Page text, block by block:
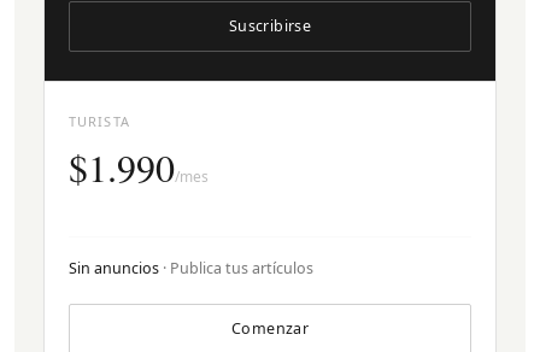
TURISTA
$1.990/mes
Sin anuncios · Publica tus artículos
Comenzar
Suscribirse